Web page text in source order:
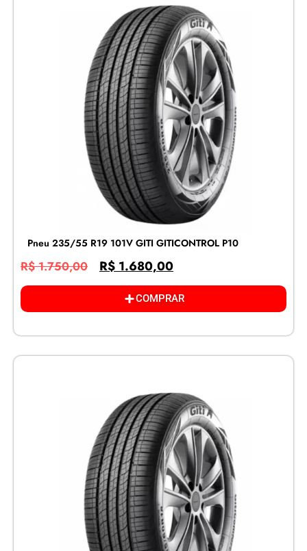
Pneu 235/55 R19 101V GITI GITICONTROL P10
R$1.750,00 R$ 1.680,00
COMPRAR